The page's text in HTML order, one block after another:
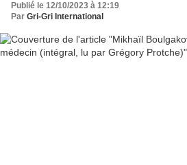
Publié le 12/10/2023 à 12:19
Par Gri-Gri International